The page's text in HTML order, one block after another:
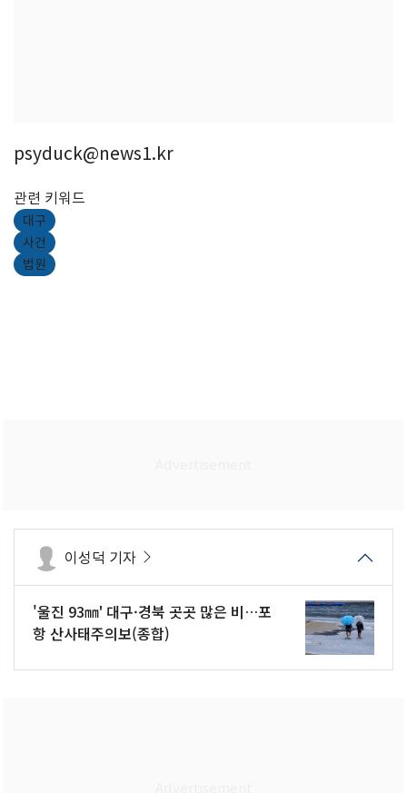
psyduck@news1.kr
관련 키워드
대구
사건
법원
이성덕 기자
'울진 93㎜' 대구·경북 곳곳 많은 비…포
항 산사태주의보(종합)